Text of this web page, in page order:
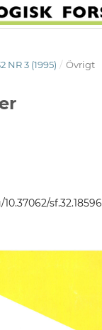
NR 3 (1995) / Övrigt
sf.32.18596